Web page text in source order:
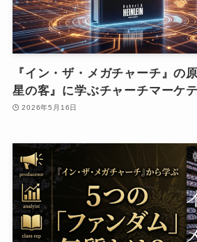
『イン・ザ・メガチャーチ』の
星の客』に学ぶチャーチマーケ
2026年5月16日